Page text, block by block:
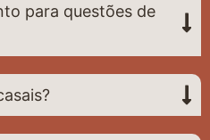
para questões de